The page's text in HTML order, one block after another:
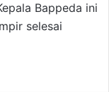
Bappeda ini
selesai